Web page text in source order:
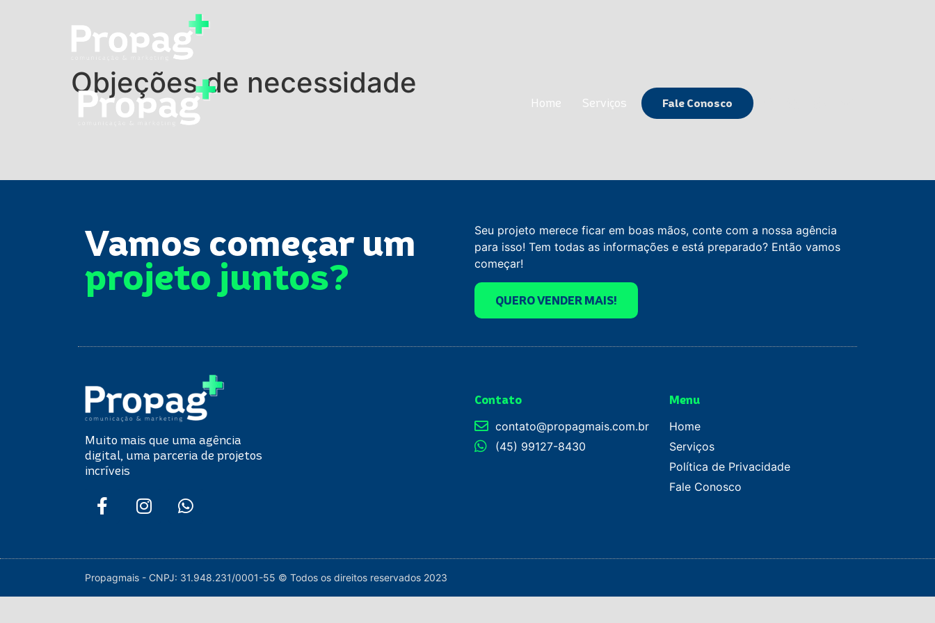
Home Serviços Fale Conosco
Objeções de necessidade
Vamos começar um
projeto juntos?
Seu projeto merece ficar em boas mãos, conte com a nossa agência
para isso! Tem todas as informações e está preparado? Então vamos
começar!
QUERO VENDER MAIS!
Muito mais que uma agência
digital, uma parceria de projetos
incríveis
Contato
contato@propagmais.com.br
(45) 99127-8430
Menu
Home
Serviços
Política de Privacidade
Fale Conosco
Propagmais - CNPJ: 31.948.231/0001-55 © Todos os direitos reservados 2023